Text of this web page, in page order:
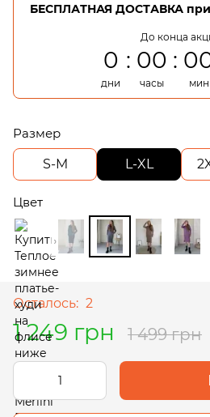
БЕСПЛАТНАЯ ДОСТАВКА при
До конца
0
дни
00
часы мин
Размер
S-M
L-XL
Цвет
Осталось: 2
1 249 грн 1 499 грн